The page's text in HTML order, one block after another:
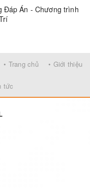
Đáp Án - Chương trình
• Trang chủ • Giới thiệu
tức